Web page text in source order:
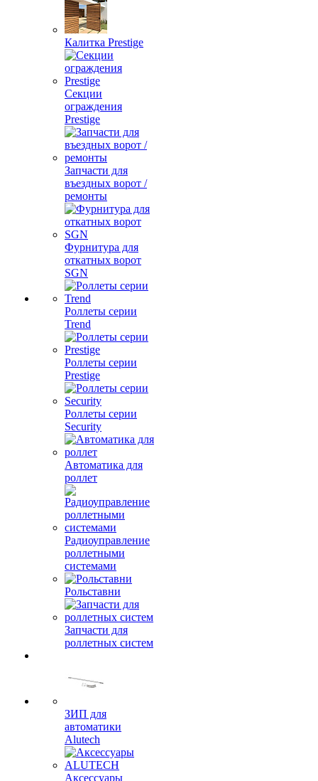
Калитка Prestige
Секции
ограждения
Prestige
Запчасти для
въездных ворот /
ремонты
Фурнитура для
откатных ворот
SGN
Роллеты серии
Trend
Роллеты серии
Prestige
Роллеты серии
Security
Автоматика для
роллет
Радиоуправление
роллетными
системами
Рольставни
Запчасти для
роллетных систем
ЗИП для
автоматики
Alutech
Аксессуары